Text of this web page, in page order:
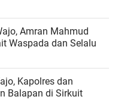
Amran Mahmud
Waspada dan Selalu
Kapolres dan
Balapan di Sirkuit